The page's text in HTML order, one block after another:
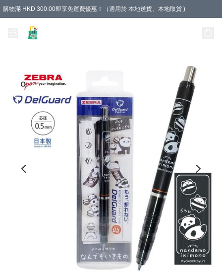
購物滿 HKD 300.00即享免運費優惠！（適用於 本地送貨、本地取貨 )